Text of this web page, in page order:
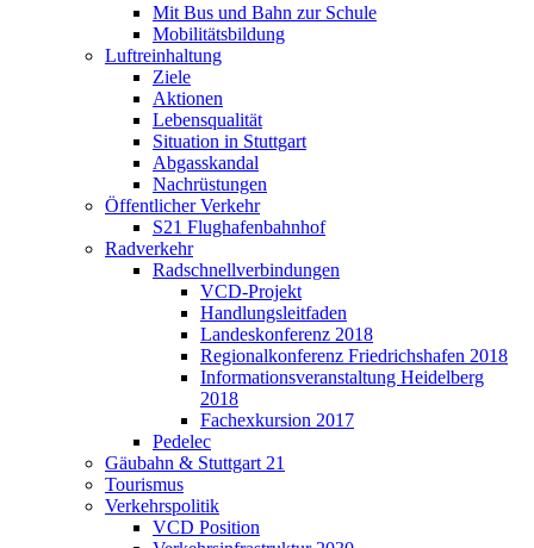
Mit Bus und Bahn zur Schule
Mobilitätsbildung
Luftreinhaltung
Ziele
Aktionen
Lebensqualität
Situation in Stuttgart
Abgasskandal
Nachrüstungen
Öffentlicher Verkehr
S21 Flughafenbahnhof
Radverkehr
Radschnellverbindungen
VCD-Projekt
Handlungsleitfaden
Landeskonferenz 2018
Regionalkonferenz Friedrichshafen 2018
Informationsveranstaltung Heidelberg
2018
Fachexkursion 2017
Pedelec
Gäubahn & Stuttgart 21
Tourismus
Verkehrspolitik
VCD Position